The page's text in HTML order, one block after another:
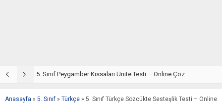
5. Sınıf Peygamber Kıssaları Ünite Testi – Online Çöz
Anasayfa » 5. Sınıf » Türkçe » 5. Sınıf Türkçe Sözcükte Sesteşlik Testi – Online